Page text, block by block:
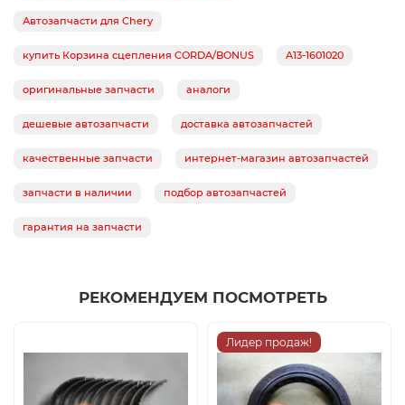
Автозапчасти для Chery
купить Корзина сцепления CORDA/BONUS A13-1601020
оригинальные запчасти аналоги
дешевые автозапчасти доставка автозапчастей
качественные запчасти интернет-магазин автозапчастей
запчасти в наличии подбор автозапчастей
гарантия на запчасти
РЕКОМЕНДУЕМ ПОСМОТРЕТЬ
Лидер продаж!